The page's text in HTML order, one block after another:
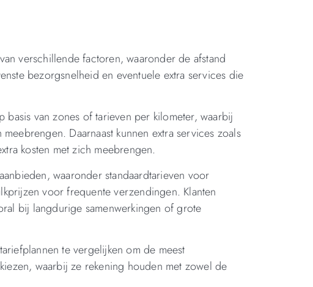
verschillende factoren, waaronder de afstand
bezorgsnelheid en eventuele extra services die
van zones of tarieven per kilometer, waarbij
Daarnaast kunnen extra services zoals
kosten met zich meebrengen.
waaronder standaardtarieven voor
voor frequente verzendingen. Klanten
bij langdurige samenwerkingen of grote
te vergelijken om de meest
waarbij ze rekening houden met zowel de